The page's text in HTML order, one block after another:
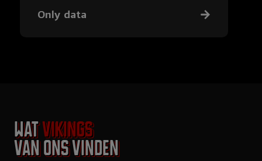
Only data
WatVikings
van ons vinden